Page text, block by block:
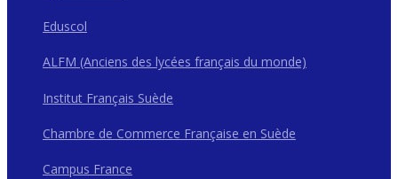
Eduscol
ALFM (Anciens des lycées français du monde)
Institut Français Suède
Chambre de Commerce Française en Suède
Campus France